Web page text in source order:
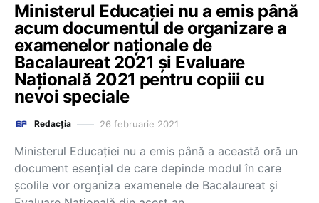
Ministerul Educației nu a emis până
acum documentul de organizare a
examenelor naționale de
Bacalaureat 2021 și Evaluare
Națională 2021 pentru copiii cu
nevoi speciale
Redacția 26 februarie 2021
Ministerul Educației nu a emis până a această oră un
document esențial de care depinde modul în care
școlile vor organiza examenele de Bacalaureat și